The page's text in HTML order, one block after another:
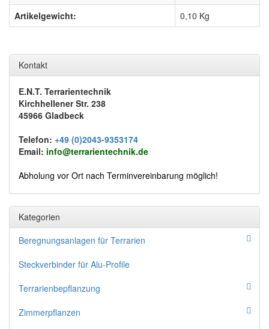
Artikelgewicht:
0,10 Kg
Kontakt
E.N.T. Terrarientechnik
Kirchhellener Str. 238
45966 Gladbeck
Telefon: +49 (0)2043-9353174
Email: info@terrarientechnik.de
Abholung vor Ort nach Terminvereinbarung möglich!
Kategorien
Beregnungsanlagen für Terrarien
Steckverbinder für Alu-Profile
Terrarienbepflanzung
Zimmerpflanzen